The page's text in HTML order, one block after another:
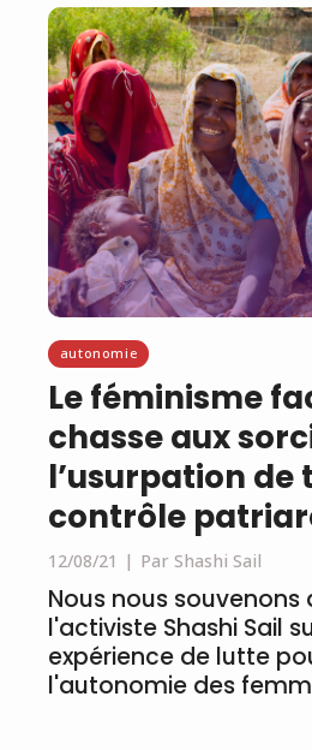
autonomie
Le féminisme
chasse aux
l’usurpation de
contrôle
12/08/21 Par Shashi Sail
Nous nous
l'activiste Shashi Sail
expérience de lutte
l'autonomie des